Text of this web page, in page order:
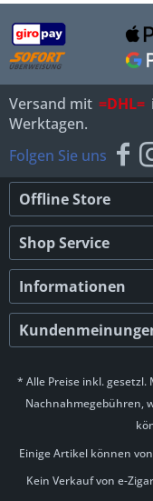
Versand mit =DHL=
Werktagen.
Folgen Sie uns
Offline Store
Shop Service
Informationen
* Alle Preise inkl.
Nachnahmegebühren,
Einige Artikel können
Kein Verkauf von e-